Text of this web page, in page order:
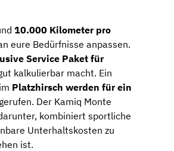
10.000 Kilometer pro
eure Bedürfnisse anpassen.
Service Paket für
kalkulierbar macht. Ein
Platzhirsch werden für ein
Der Kamiq Monte
kombiniert sportliche
Unterhaltskosten zu
ist.